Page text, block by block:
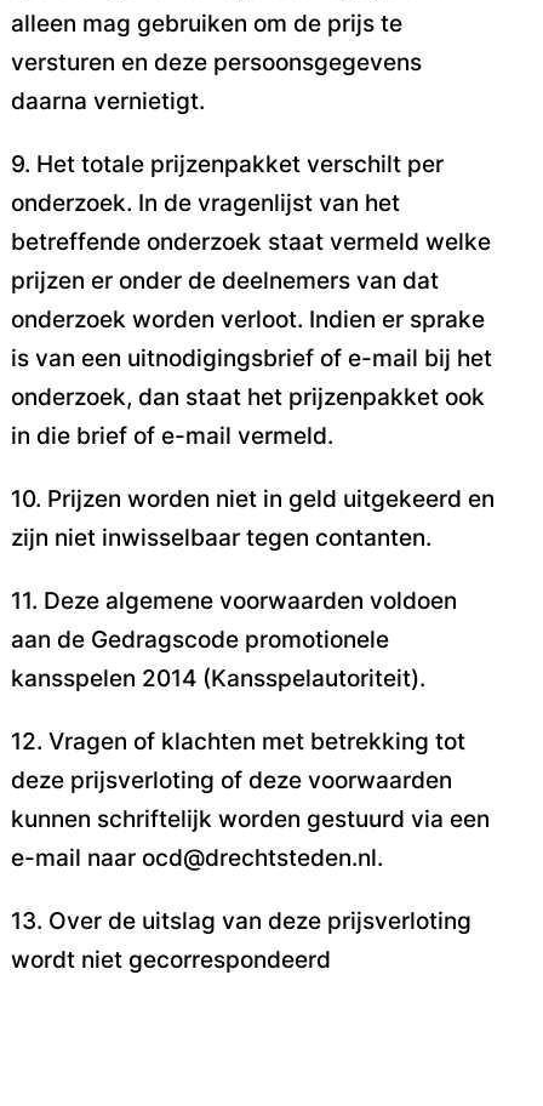
alleen mag gebruiken om de prijs te
versturen en deze persoonsgegevens
daarna vernietigt.
9. Het totale prijzenpakket verschilt per
onderzoek. In de vragenlijst van het
betreffende onderzoek staat vermeld welke
prijzen er onder de deelnemers van dat
onderzoek worden verloot. Indien er sprake
is van een uitnodigingsbrief of e-mail bij het
onderzoek, dan staat het prijzenpakket ook
in die brief of e-mail vermeld.
10. Prijzen worden niet in geld uitgekeerd en
zijn niet inwisselbaar tegen contanten.
11. Deze algemene voorwaarden voldoen
aan de Gedragscode promotionele
kansspelen 2014 (Kansspelautoriteit).
12. Vragen of klachten met betrekking tot
deze prijsverloting of deze voorwaarden
kunnen schriftelijk worden gestuurd via een
e-mail naar ocd@drechtsteden.nl.
13. Over de uitslag van deze prijsverloting
wordt niet gecorrespondeerd